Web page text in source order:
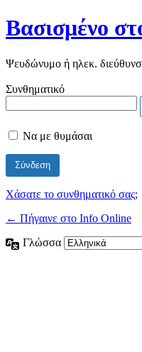
Βασισμένο
Ψευδώνυμο ή ηλεκ.
Συνθηματικό
Να με θυμάσαι
Χάσατε το συνθηματικό σας;
← Πήγαινε στο Info Online
Γλώσσα